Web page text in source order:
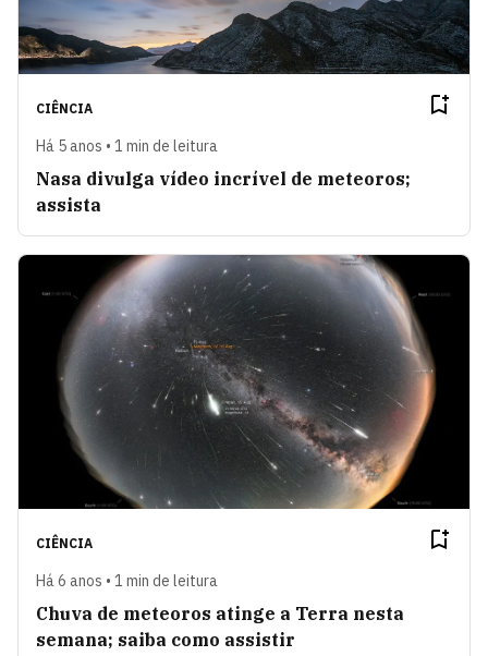
CIÊNCIA
Há 5 anos • 1 min de leitura
Nasa divulga vídeo incrível de meteoros;
assista
CIÊNCIA
Há 6 anos • 1 min de leitura
Chuva de meteoros atinge a Terra nesta
semana; saiba como assistir